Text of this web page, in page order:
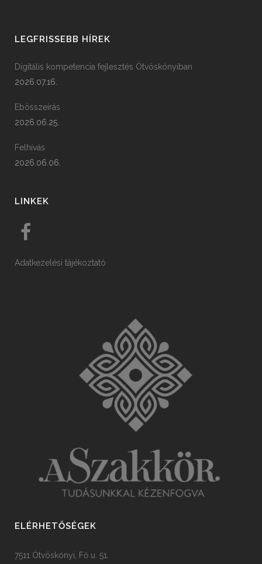
LEGFRISSEBB HÍREK
Digitális kompetencia fejlesztés Ötvöskónyiban
2026.07.16.
Ebösszeírás
2026.06.25.
Felhívás
2026.06.06.
LINKEK
Adatkezelési tájékoztató
ELÉRHETŐSÉGEK
7511 Ötvöskónyi, Fő u. 51.